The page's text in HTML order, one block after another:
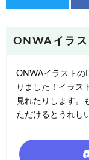
ONWAイラス
ONWAイラストの
りました！イラス
見れたりします。
ただけるとうれし